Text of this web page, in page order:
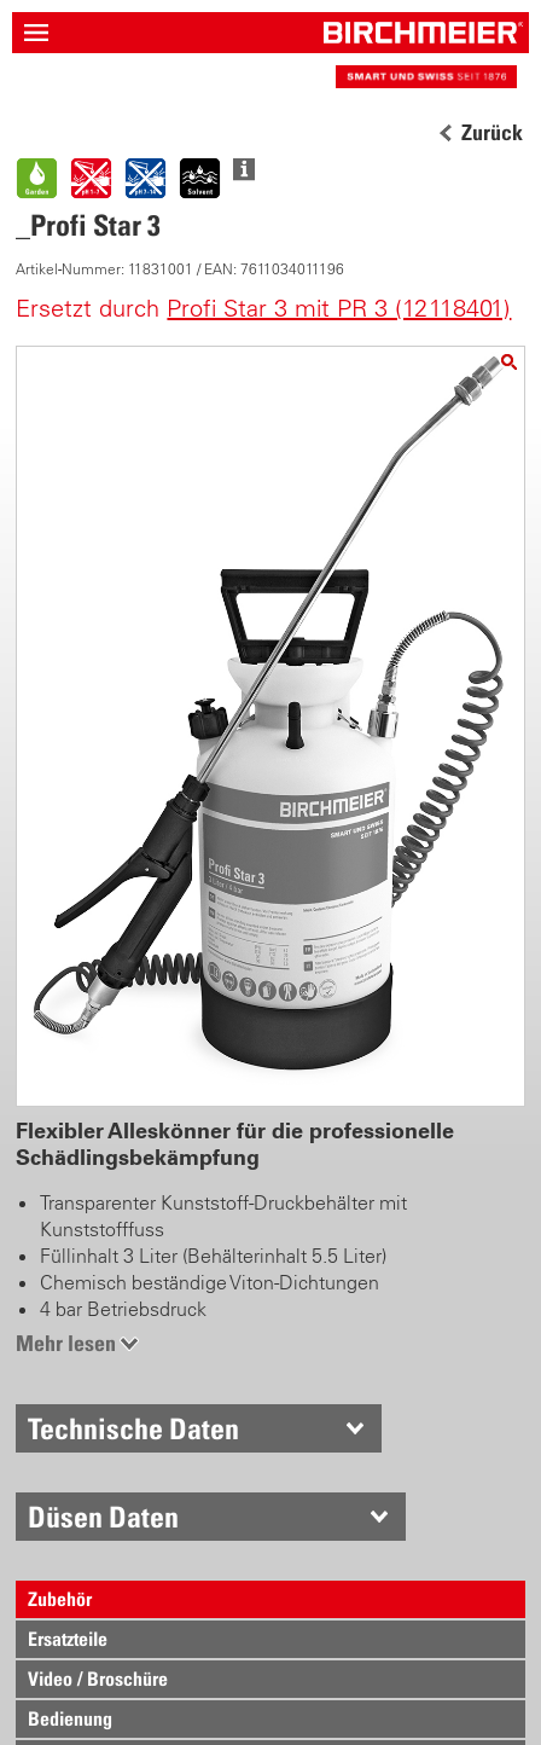
Zurück
_Profi Star 3
Artikel-Nummer: 11831001 / EAN: 7611034011196
Ersetzt durch Profi Star 3 mit PR 3 (12118401)
Flexibler Alleskönner für die professionelle
Schädlingsbekämpfung
Transparenter Kunststoff-Druckbehälter mit
Kunststofffuss
Füllinhalt 3 Liter (Behälterinhalt 5.5 Liter)
Chemisch beständige Viton-Dichtungen
4 bar Betriebsdruck
Grosse Einfüllöffnung mit integriertem Trichter
Sicherheits- und Entlüftungsventil
Druckluftanschluss für Druckerzeugung mit Pressluft
Mehr lesen
Technische Daten
Düsen Daten
Zubehör
Ersatzteile
Video / Broschüre
Bedienung